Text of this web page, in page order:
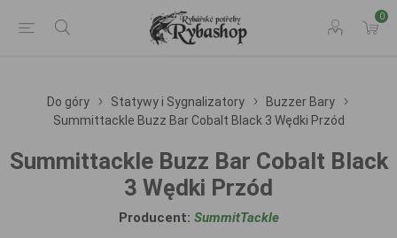
0
Do góry Statywy i Sygnalizatory
Buzzer Bary
Summittackle Buzz Bar Cobalt Black 3 Wędki Przód
Summittackle Buzz Bar Cobalt Black
3 Wędki Przód
Producent: SummitTackle